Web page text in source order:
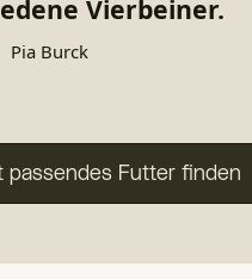
Heike Grenier
passendes Futter finden